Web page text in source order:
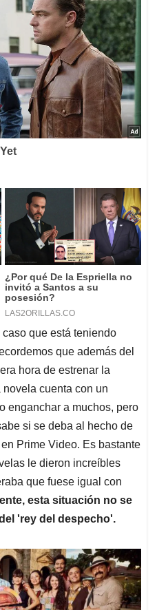
que está teniendo
que además del
hora de estrenar la
cuenta con un
enganchar a muchos, pero
si se deba al hecho de
Prime Video. Es bastante
le dieron increíbles
que fuese igual con
esta situación no se
'rey del despecho'.